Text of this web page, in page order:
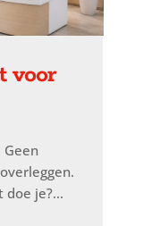
voor
doe je?...